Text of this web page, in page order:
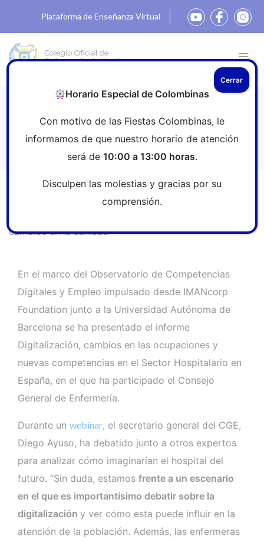
Plataforma de Enseñanza Virtual
analiza cómo afrontar la digitalización
y los cambios en la sanidad
¿El hospital del futuro?: un
cambios en la sanidad
En el marco del Observatorio de Competencias
Digitales y Empleo impulsado desde IMANcorp
Foundation junto a la Universidad Autónoma de
Barcelona se ha presentado el informe
Digitalización, cambios en las ocupaciones y
nuevas competencias en el Sector Hospitalario en
España, en el que ha participado el Consejo
General de Enfermería.
Durante un webinar, el secretario general del CGE,
Diego Ayuso, ha debatido junto a otros expertos
para analizar cómo imaginarían el hospital del
futuro. “Sin duda, estamos frente a un escenario
en el que es importantísimo debatir sobre la
digitalización y ver cómo esta puede influir en la
atención de la población. Además, las enfermeras
Horario Especial de Colombinas
Con motivo de las Fiestas Colombinas, le
informamos de que nuestro horario de atención
será de 10:00 a 13:00 horas.
Disculpen las molestias y gracias por su
comprensión.
Cerrar